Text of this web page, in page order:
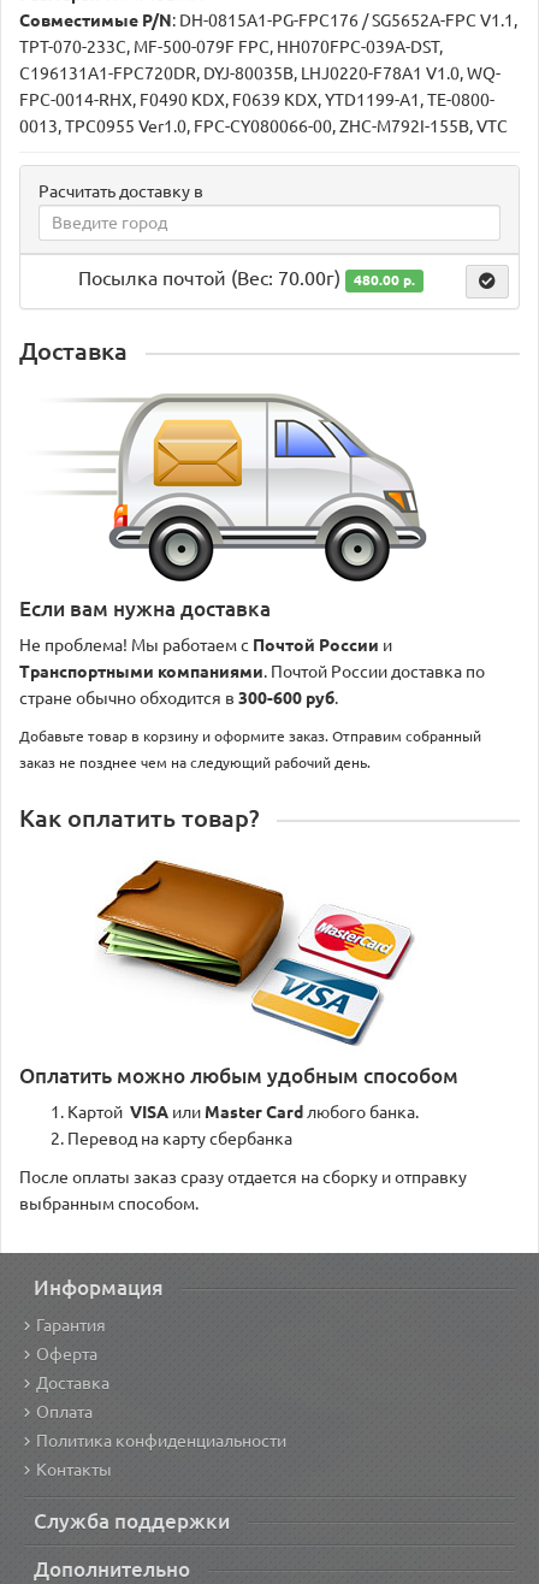
Совместимые P/N: DH-0815A1-PG-FPC176 / SG5652A-FPC V1.1,
TPT-070-233C, MF-500-079F FPC, HH070FPC-039A-DST,
C196131A1-FPC720DR, DYJ-80035B, LHJ0220-F78A1 V1.0, WQ-
FPC-0014-RHX, F0490 KDX, F0639 KDX, YTD1199-A1, TE-0800-
0013, TPC0955 Ver1.0, FPC-CY080066-00, ZHC-M792I-155B, VTC
Расчитать доставку в
Посылка почтой (Вес: 70.00г) 480.00 р.
Доставка
Если вам нужна доставка
Не проблема! Мы работаем с Почтой России и
Транспортными компаниями. Почтой России доставка по
стране обычно обходится в 300-600 руб.
Добавьте товар в корзину и оформите заказ. Отправим собранный
заказ не позднее чем на следующий рабочий день.
Как оплатить товар?
Оплатить можно любым удобным способом
Картой VISA или Master Card любого банка.
Перевод на карту сбербанка
После оплаты заказ сразу отдается на сборку и отправку
выбранным способом.
Информация
Гарантия
Оферта
Доставка
Оплата
Политика конфиденциальности
Контакты
Служба поддержки
Дополнительно